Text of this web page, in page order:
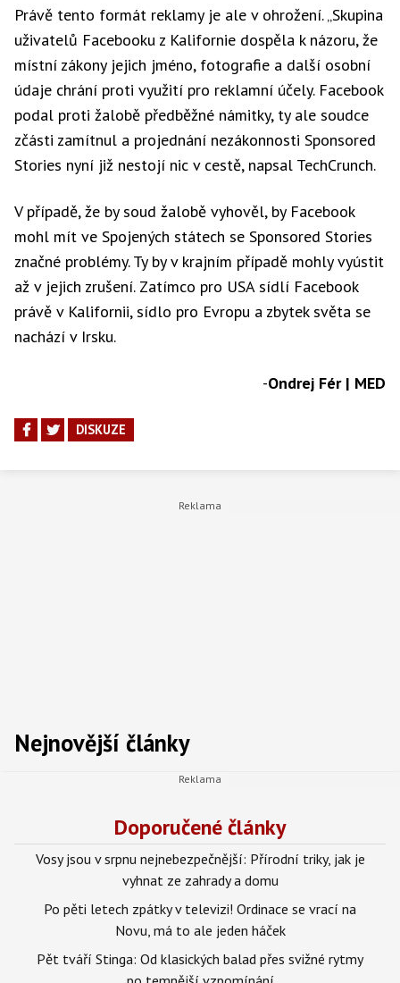
Právě tento formát reklamy je ale v ohrožení. „Skupina
uživatelů Facebooku z Kalifornie dospěla k názoru, že
místní zákony jejich jméno, fotografie a další osobní
údaje chrání proti využití pro reklamní účely. Facebook
podal proti žalobě předběžné námitky, ty ale soudce
zčásti zamítnul a projednání nezákonnosti Sponsored
Stories nyní již nestojí nic v cestě, napsal TechCrunch.
V případě, že by soud žalobě vyhověl, by Facebook
mohl mít ve Spojených státech se Sponsored Stories
značné problémy. Ty by v krajním případě mohly vyústit
až v jejich zrušení. Zatímco pro USA sídlí Facebook
právě v Kalifornii, sídlo pro Evropu a zbytek světa se
nachází v Irsku.
-Ondrej Fér | MED
DISKUZE
Nejnovější články
Doporučené články
Vosy jsou v srpnu nejnebezpečnější: Přírodní triky, jak je
vyhnat ze zahrady a domu
Po pěti letech zpátky v televizi! Ordinace se vrací na
Novu, má to ale jeden háček
Pět tváří Stinga: Od klasických balad přes svižné rytmy